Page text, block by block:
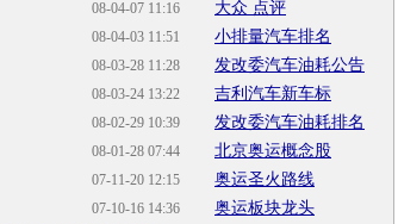
08-04-07 11:16
08-04-03 11:51
08-03-28 11:28
08-03-24 13:22
08-02-29 10:39
08-01-28 07:44
07-11-20 12:15
07-10-16 14:36
大众 点评
小排量汽车排名
发改委汽车油耗公告
吉利汽车新车标
发改委汽车油耗排名
北京奥运概念股
奥运圣火路线
奥运板块龙头